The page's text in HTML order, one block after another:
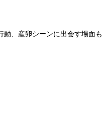
動、産卵シーンに出会す場面も